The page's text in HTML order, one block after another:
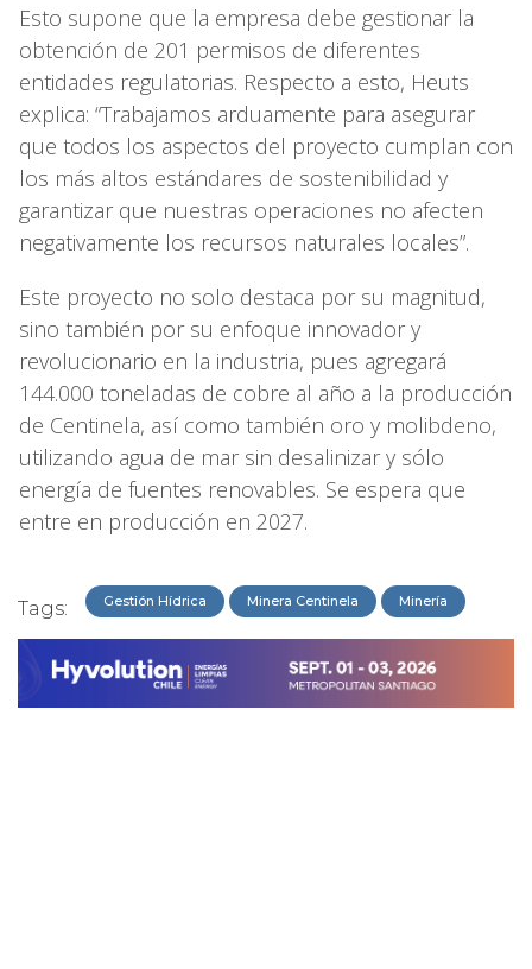
Esto supone que la empresa debe gestionar la
obtención de 201 permisos de diferentes
entidades regulatorias. Respecto a esto, Heuts
explica: “Trabajamos arduamente para asegurar
que todos los aspectos del proyecto cumplan con
los más altos estándares de sostenibilidad y
garantizar que nuestras operaciones no afecten
negativamente los recursos naturales locales”.
Este proyecto no solo destaca por su magnitud,
sino también por su enfoque innovador y
revolucionario en la industria, pues agregará
144.000 toneladas de cobre al año a la producción
de Centinela, así como también oro y molibdeno,
utilizando agua de mar sin desalinizar y sólo
energía de fuentes renovables. Se espera que
entre en producción en 2027.
Tags: Gestión Hídrica Minera Centinela Minería